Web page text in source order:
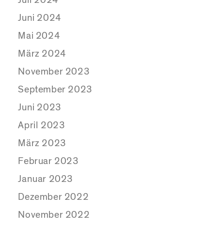
Juni 2024
Mai 2024
März 2024
November 2023
September 2023
Juni 2023
April 2023
März 2023
Februar 2023
Januar 2023
Dezember 2022
November 2022